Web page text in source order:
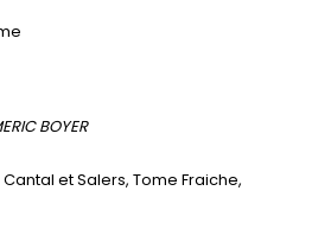
BOYER
et Salers, Tome Fraiche,